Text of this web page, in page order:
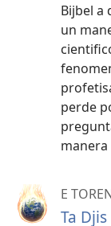
Bijbel a
un
perde
E
Ta